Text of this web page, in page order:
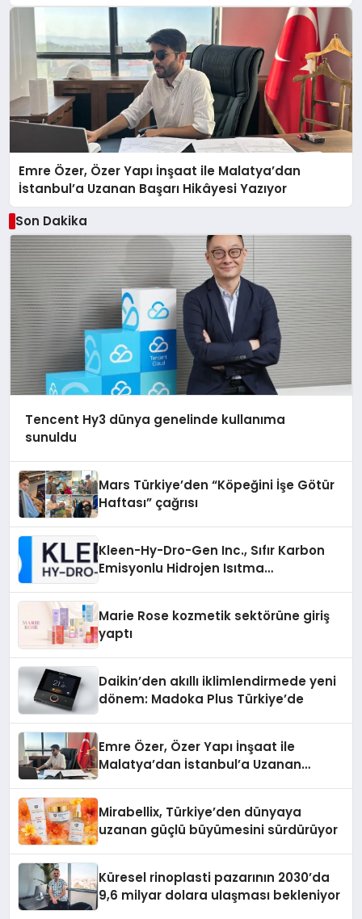
Emre Özer, Özer Yapı İnşaat ile Malatya’dan
İstanbul’a Uzanan Başarı Hikâyesi Yazıyor
Son Dakika
Tencent Hy3 dünya genelinde kullanıma
sunuldu
Mars Türkiye’den “Köpeğini İşe Götür
Haftası” çağrısı
Kleen-Hy-Dro-Gen Inc., Sıfır Karbon
Emisyonlu Hidrojen Isıtma
Marie Rose kozmetik sektörüne giriş
yaptı
Daikin’den akıllı iklimlendirmede yeni
dönem: Madoka Plus Türkiye’de
Emre Özer, Özer Yapı İnşaat ile
Malatya’dan İstanbul’a Uzanan
Mirabellix, Türkiye’den dünyaya
uzanan güçlü büyümesini sürdürüyor
Küresel rinoplasti pazarının 2030’da
9,6 milyar dolara ulaşması bekleniyor